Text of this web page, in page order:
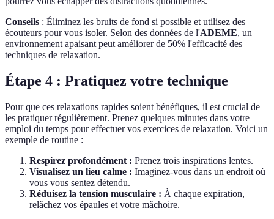
Conseils : Éliminez les bruits de fond si possible et utilisez des
écouteurs pour vous isoler. Selon des données de l'ADEME, un
environnement apaisant peut améliorer de 50% l'efficacité des
techniques de relaxation.
Étape 4 : Pratiquez votre technique
Pour que ces relaxations rapides soient bénéfiques, il est crucial de
les pratiquer régulièrement. Prenez quelques minutes dans votre
emploi du temps pour effectuer vos exercices de relaxation. Voici un
exemple de routine :
Respirez profondément : Prenez trois inspirations lentes.
Visualisez un lieu calme : Imaginez-vous dans un endroit où
vous vous sentez détendu.
Réduisez la tension musculaire : À chaque expiration,
relâchez vos épaules et votre mâchoire.